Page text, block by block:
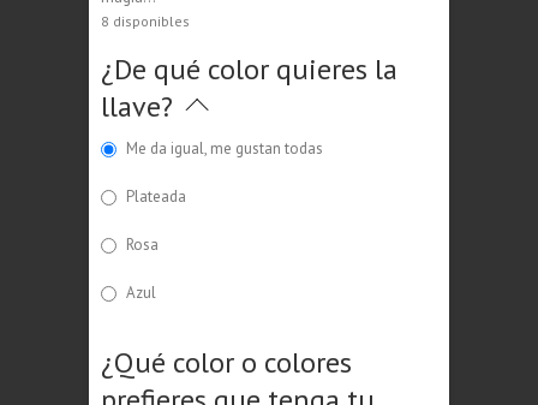
8 disponibles
¿De qué color quieres la
llave?
Me da igual, me gustan todas
Plateada
Rosa
Azul
¿Qué color o colores